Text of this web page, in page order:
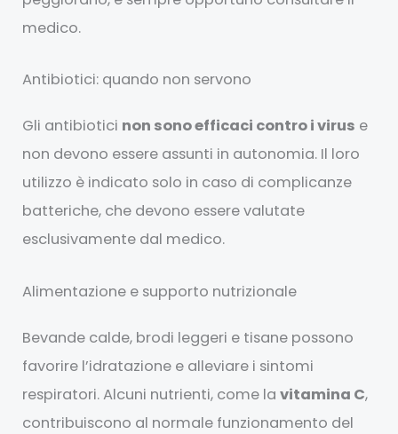
medico.
Antibiotici: quando non servono
Gli antibiotici non sono efficaci contro i virus e
non devono essere assunti in autonomia. Il loro
utilizzo è indicato solo in caso di complicanze
batteriche, che devono essere valutate
esclusivamente dal medico.
Alimentazione e supporto nutrizionale
Bevande calde, brodi leggeri e tisane possono
favorire l’idratazione e alleviare i sintomi
respiratori. Alcuni nutrienti, come lavitamina C,
contribuiscono al normale funzionamento del